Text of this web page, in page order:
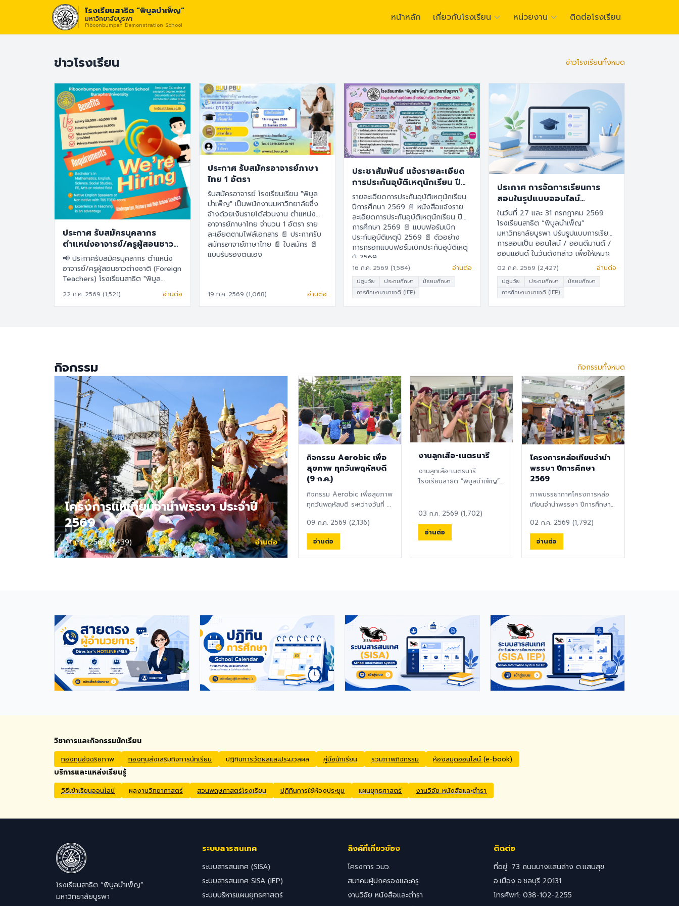
โรงเรียนสาธิต “พิบูลบำเพ็ญ”
มหาวิทยาลัยบูรพา
Piboonbumpen Demonstration School
หน้าหลัก เกี่ยวกับโรงเรียน หน่วยงาน ติดต่อโรงเรียน
ข่าวโรงเรียน ข่าวโรงเรียนทั้งหมด
ประกาศ รับสมัครบุคลากร
ตำแหน่งอาจารย์/ครูผู้สอนชาว
ต่างชาติ (Foreign Teachers)
📢 ประกาศรับสมัครบุคลากร ตำแหน่ง
อาจารย์/ครูผู้สอนชาวต่างชาติ (Foreign
Teachers) โรงเรียนสาธิต "พิบูล
ไทย โรงเรียนสาธิต "พิบูลบำเพ็ญ"
มหาวิทยาลัยบูรพา มีความประสงค์จะรับ
เดือน สวัสดิการการต่ออายุ Visa และ
Work Permit ประกันสุขภาพเอกชน
คุณสมบัติประจำตำแหน่ง สำเร็จการ
ศึกษาระดับปริญญาตรี ในสาขาวิชา
คณิตศาสตร์ ภาษาอังกฤษ วิทยาศาสตร์
สังคมศึกษา สุขศึกษา/พลศึกษา ศิลปะ
หรือสาขาอื่นที่เกี่ยวข้อง เป็นผู้ใช้ภาษา
อังกฤษเป็นภาษาแม่ (Native English
Speaker) หรือหากไม่ใช่เจ้าของภาษา
ต้องมีผลการทดสอบภาษาอังกฤษ
TOEIC ไม่ต่ำกว่า 785 คะแนน หากมี
ประสบการณ์ด้านการจัดการเรียนการ
สอนจะได้รับการพิจารณาเป็นพิเศษ
เอกสารประกอบการสมัครและการติดต่อ
ผู้สนใจสามารถส่ง ประวัติส่วนตัว (CV),
สำเนาหนังสือเดินทาง (Passport),
สำเนาใบปริญญาบัตร, เอกสารรับรองอื่น
ๆ ที่เกี่ยวข้อง พร้อมทั้งวิดีโอแนะนำตัว
สั้น ๆ (Short Introduction Video)
ได้ที่อีเมล hr@satit.buu.ac.th 🇬🇧
for teaching positions covering
Kindergarten, Primary, and High
School levels. Benefits Monthly
Salary: 30,000 – 40,000 THB
Housing Allowance: 6,500 THB Full
assistance with Visa and Work
Permit extensions Private Health
Insurance cover Qualifications
English Speakers with a verified
TOEIC score of at least 785. Prior
teaching experience is preferred.
Application Process Interested
candidates should submit their
CV, passport copy, degree
22 ก.ค. 2569 (1,521) อ่านต่อ
ประกาศ รับสมัครอาจารย์ภาษา
ไทย 1 อัตรา
รับสมัครอาจารย์ โรงเรียนเรียน "พิบูล
บำเพ็ญ" เป็นพนักงานมหาวิทยาลัยซึ่ง
จ้างด้วยเงินรายได้ส่วนงาน ตำแหน่ง
อาจารย์ภาษาไทย จำนวน 1 อัตรา ราย
ละเอียดตามไฟล์เอกสาร 📄 ประกาศรับ
สมัครอาจาย์ภาษาไทย 📄 ใบสมัคร 📄
แบบรับรองตนเอง
19 ก.ค. 2569 (1,068) อ่านต่อ
ประชาสัมพันธ์ แจ้งรายละเอียด
การประกันอุบัติเหตุนักเรียน ปี
การศึกษา 2569
รายละเอียดการประกันอุบัติเหตุนักเรียน
ปีการศึกษา 2569 📄 หนังสือแจ้งราย
ละเอียดการประกันอุบัติเหตุนักเรียน ปี
การศึกษา 2569 📄 แบบฟอร์มเบิก
ประกันอุบัติเหตุปี 2569 📄 ตัวอย่าง
การกรอกแบบฟอร์มเบิกประกันอุบัติเหตุ
ปี 2569
16 ก.ค. 2569 (1,584) อ่านต่อ
ปฐมวัย ประถมศึกษา
มัธยมศึกษา
การศึกษานานาชาติ (IEP)
ประกาศ การจัดการเรียนการ
สอนในรูปแบบออนไลน์
ออนดีมานด์ หรือออนแอนด์ ใน
วันที่ 27-31 กรกฎาคม 2569
ในวันที่ 27 และ 31 กรกฎาคม 2569
โรงเรียนสาธิต “พิบูลบำเพ็ญ”
มหาวิทยาลัยบูรพา ปรับรูปแบบการเรียน
การสอนเป็น ออนไลน์ / ออนดีมานด์ /
ออนแฮนด์ ในวันดังกล่าว เพื่อให้เหมาะ
สมกับวันหยุดราชการ และให้ผู้เรียนเรียน
รู้ได้ทุกที่ทุกเวลา แล้วจะกลับมาเรียนแบบ
ปกติ (Onsite) ตามกำหนดการเดิม 📄
เอกสารประกาศโรงเรียน
02 ก.ค. 2569 (2,427) อ่านต่อ
ปฐมวัย ประถมศึกษา
มัธยมศึกษา
การศึกษานานาชาติ (IEP)
กิจกรรม กิจกรรมทั้งหมด
โครงการแห่เทียนจำนำพรรษา ประจำปี
2569
21 ก.ค. 2569 (1,439) อ่านต่อ
กิจกรรม Aerobic เพื่อ
สุขภาพ ทุกวันพฤหัสบดี
(9 ก.ค.)
กิจกรรม Aerobic เพื่อสุขภาพ
ทุกวันพฤหัสบดี ระหว่างวันที่ 9
ณ โรง...
09 ก.ค. 2569 (2,136)
อ่านต่อ
งานลูกเสือ-เนตรนารี
งานลูกเสือ-เนตรนารี
โรงเรียนสาธิต “พิบูลบำเพ็ญ”
03 ก.ค. 2569 (1,702)
อ่านต่อ
โครงการหล่อเทียนจำนำ
พรรษา ปีการศึกษา
2569
ภาพบรรยากาศโครงการหล่อ
เทียนจำนำพรรษา ปีการศึกษา
2-3 กรกฎาคม ...
02 ก.ค. 2569 (1,792)
อ่านต่อ
วิชาการและกิจกรรมนักเรียน
กองทุนอัจฉริยภาพ กองทุนส่งเสริมกิจการนักเรียน ปฏิทินการวัดผลและประมวลผล คู่มือนักเรียน รวมภาพกิจกรรม ห้องสมุดออนไลน์ (e-book)
บริการและแหล่งเรียนรู้
วิธีเข้าเรียนออนไลน์ ผลงานวิทยาศาสตร์ สวนพฤษศาสตร์โรงเรียน ปฏิทินการใช้ห้องประชุม แผนยุทธศาสตร์ งานวิจัย หนังสือและตำรา
โรงเรียนสาธิต “พิบูลบำเพ็ญ”
มหาวิทยาลัยบูรพา
ระบบสารสนเทศ
ระบบสารสนเทศ (SISA)
ระบบสารสนเทศ SISA (IEP)
ระบบบริหารแผนยุทธศาสตร์
ลิงค์ที่เกี่ยวข้อง
โครงการ วมว.
สมาคมผู้ปกครองและครู
งานวิจัย หนังสือและตำรา
ติดต่อ
ที่อยู่: 73 ถนนบางแสนล่าง ต.แสนสุข
อ.เมือง จ.ชลบุรี 20131
โทรศัพท์: 038-102-2255